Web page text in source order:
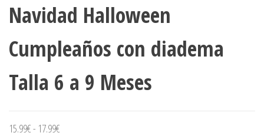
Navidad Halloween
Cumpleaños con diadema
Talla 6 a 9 Meses
15.99€- 17.99€